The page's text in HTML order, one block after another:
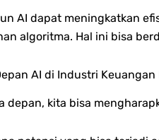
AI dapat meningkatkan
algoritma. Hal ini bisa
AI di Industri Keuangan
depan, kita bisa